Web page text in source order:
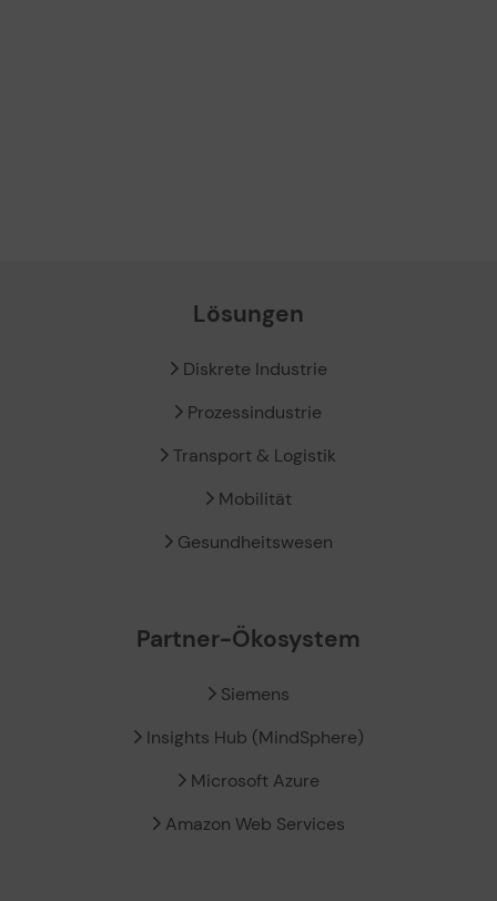
Lösungen
Diskrete Industrie
Prozessindustrie
Transport & Logistik
Mobilität
Gesundheitswesen
Partner-Ökosystem
Siemens
Insights Hub (MindSphere)
Microsoft Azure
Amazon Web Services